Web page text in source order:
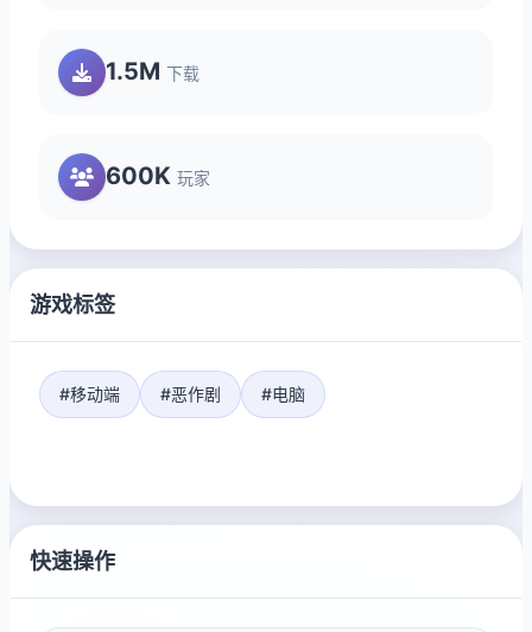
1.5M 下载
600K 玩家
游戏标签
#移动端 #恶作剧 #电脑
快速操作